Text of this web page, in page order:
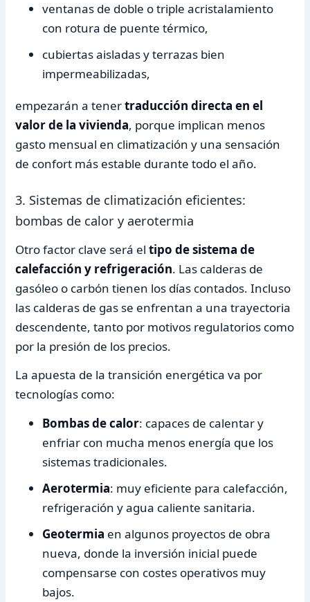
ventanas de doble o triple acristalamiento
con rotura de puente térmico,
cubiertas aisladas y terrazas bien
impermeabilizadas,
empezarán a tenertraducción directa en el
valor de la vivienda, porque implican menos
gasto mensual en climatización y una sensación
de confort más estable durante todo el año.
3. Sistemas de climatización eficientes:
bombas de calor y aerotermia
Otro factor clave será eltipo de sistema de
calefacción y refrigeración. Las calderas de
gasóleo o carbón tienen los días contados. Incluso
las calderas de gas se enfrentan a una trayectoria
descendente, tanto por motivos regulatorios como
por la presión de los precios.
La apuesta de la transición energética va por
tecnologías como:
Bombas de calor: capaces de calentar y
enfriar con mucha menos energía que los
sistemas tradicionales.
Aerotermia: muy eficiente para calefacción,
refrigeración y agua caliente sanitaria.
Geotermia en algunos proyectos de obra
nueva, donde la inversión inicial puede
compensarse con costes operativos muy
bajos.